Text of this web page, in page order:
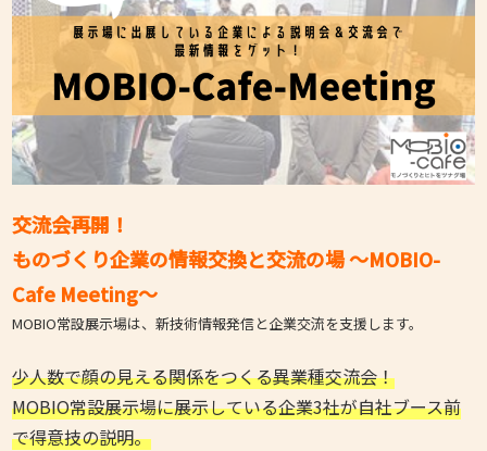
交流会再開！
ものづくり企業の情報交換と交流の場 ～MOBIO-
Cafe Meeting～
MOBIO常設展示場は、新技術情報発信と企業交流を支援します。
少人数で顔の見える関係をつくる異業種交流会！
MOBIO常設展示場に展示している企業3社が自社ブース前
で得意技の説明。